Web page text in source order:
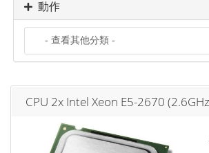
動作
CPU 2x Intel Xeon E5-2670